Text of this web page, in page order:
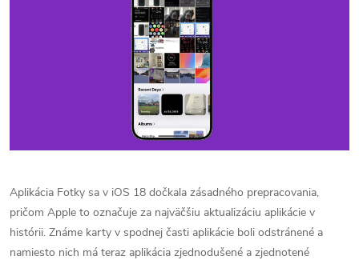
Aplikácia Fotky sa v iOS 18 dočkala zásadného prepracovania,
pričom Apple to označuje za najväčšiu aktualizáciu aplikácie v
histórii. Známe karty v spodnej časti aplikácie boli odstránené a
namiesto nich má teraz aplikácia zjednodušené a zjednotené